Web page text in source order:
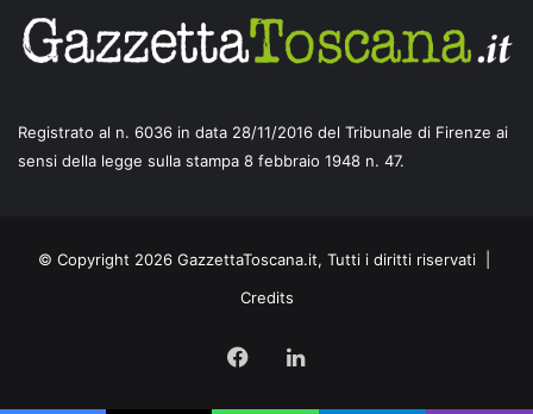
Registrato al n. 6036 in data 28/11/2016 del Tribunale di Firenze ai
sensi della legge sulla stampa 8 febbraio 1948 n. 47.
© Copyright 2026 GazzettaToscana.it, Tutti i diritti riservati |
Credits
FacebookLinkedIn